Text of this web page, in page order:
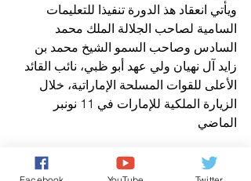
ويأتي انعقاد هذ الدورة تنفيذا للتعليمات
السامية لصاحب الجلالة الملك محمد
السادس وصاحب السمو الشيخ محمد بن
زايد آل نهيان ولي عهد أبو ظبي، نائب القائد
الأعلى للقوات المسلحة الإماراتية، خلال
الزيارة الملكية للإمارات في 11 نونبر
الماضي
وكالات